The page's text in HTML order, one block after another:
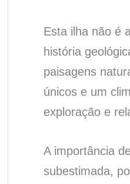
Esta ilha não é
história
paisagens
únicos e um
exploração e
A importância
subestimada,